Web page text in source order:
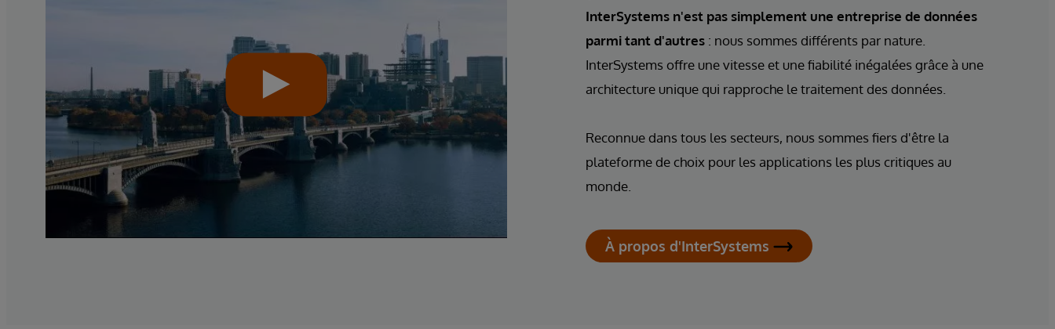
InterSystems n'est pas simplement une entreprise de données
parmi tant d'autres : nous sommes différents par nature.
InterSystems offre une vitesse et une fiabilité inégalées grâce à une
architecture unique qui rapproche le traitement des données.
Reconnue dans tous les secteurs, nous sommes fiers d'être la
plateforme de choix pour les applications les plus critiques au
monde.
À propos d'InterSystems